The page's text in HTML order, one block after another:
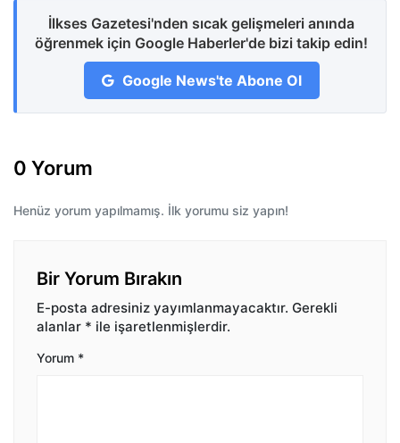
İlkses Gazetesi'nden sıcak gelişmeleri anında
öğrenmek için Google Haberler'de bizi takip edin!
Google News'te Abone Ol
0 Yorum
Henüz yorum yapılmamış. İlk yorumu siz yapın!
Bir Yorum Bırakın
E-posta adresiniz yayımlanmayacaktır. Gerekli
alanlar * ile işaretlenmişlerdir.
Yorum *